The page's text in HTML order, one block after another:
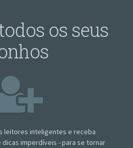
os seus
leitores inteligentes e receba
imperdíveis - para se tornar